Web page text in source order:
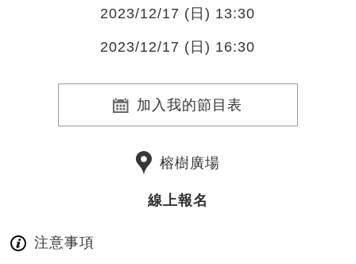
2023/12/17 (日) 13:30
2023/12/17 (日) 16:30
加入我的節目表
榕樹廣場
線上報名
注意事項